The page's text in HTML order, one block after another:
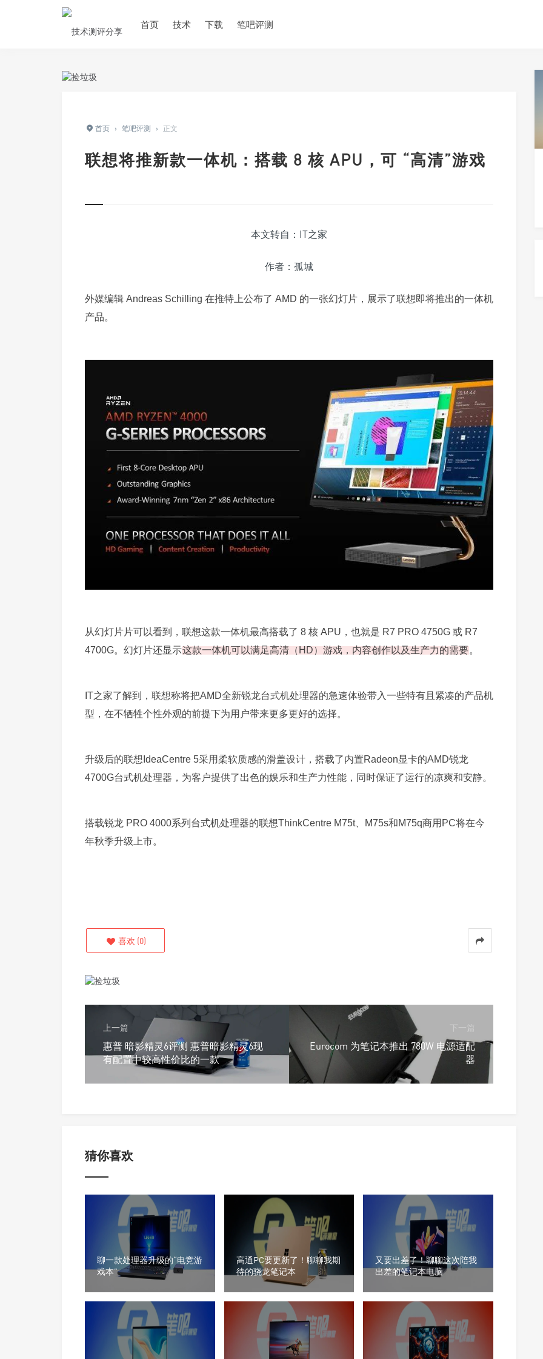
首页 技术 下载 笔吧评测
首页 › 笔吧评测 › 正文
联想将推新款一体机：搭载 8 核 APU，可 “高清”游戏
本文转自：IT之家
作者：孤城
外媒编辑 Andreas Schilling 在推特上公布了 AMD 的一张幻灯片，展示了联想即将推出的一体机
产品。
从幻灯片片可以看到，联想这款一体机最高搭载了 8 核 APU，也就是 R7 PRO 4750G 或 R7
4700G。幻灯片还显示这款一体机可以满足高清（HD）游戏，内容创作以及生产力的需要。
IT之家了解到，联想称将把AMD全新锐龙台式机处理器的急速体验带入一些特有且紧凑的产品机
型，在不牺牲个性外观的前提下为用户带来更多更好的选择。
升级后的联想IdeaCentre 5采用柔软质感的滑盖设计，搭载了内置Radeon显卡的AMD锐龙
4700G台式机处理器，为客户提供了出色的娱乐和生产力性能，同时保证了运行的凉爽和安静。
搭载锐龙 PRO 4000系列台式机处理器的联想ThinkCentre M75t、M75s和M75q商用PC将在今
年秋季升级上市。
喜欢 (0)
上一篇
惠普 暗影精灵6评测 惠普暗影精灵6现
有配置中较高性价比的一款
下一篇
Eurocom 为笔记本推出 780W 电源适配
器
猜你喜欢
聊一款处理器升级的“电竞游
戏本”
高通PC要更新了！聊聊我期
待的骁龙笔记本
又要出差了！聊聊这次陪我
出差的笔记本电脑